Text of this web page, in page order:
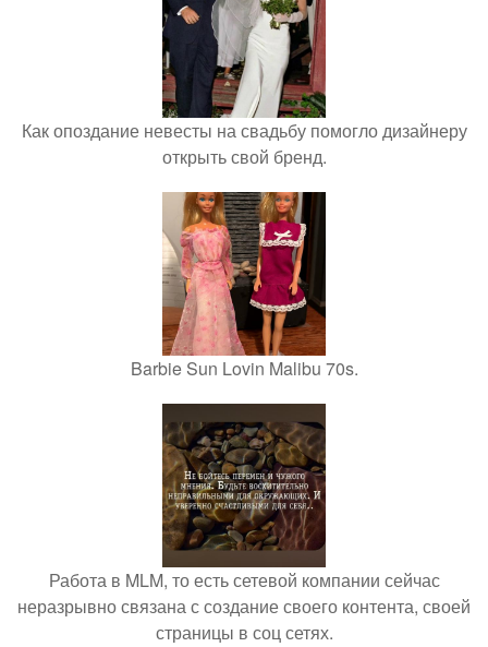
Как опоздание невесты на свадьбу помогло дизайнеру
открыть свой бренд.
Barbie Sun Lovin Malibu 70s.
Работа в MLM, то есть сетевой компании сейчас
неразрывно связана с создание своего контента, своей
страницы в соц сетях.